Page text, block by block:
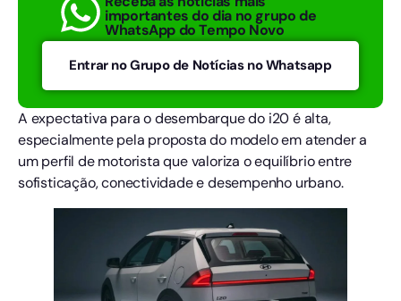
importantes do dia no grupo de
WhatsApp do Tempo Novo
Entrar no Grupo de Notícias no Whatsapp
​A expectativa para o desembarque do i20 é alta,
especialmente pela proposta do modelo em atender a
um perfil de motorista que valoriza o equilíbrio entre
sofisticação, conectividade e desempenho urbano.